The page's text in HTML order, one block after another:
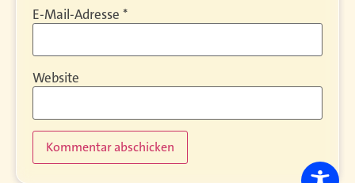
E-Mail-Adresse *
Website